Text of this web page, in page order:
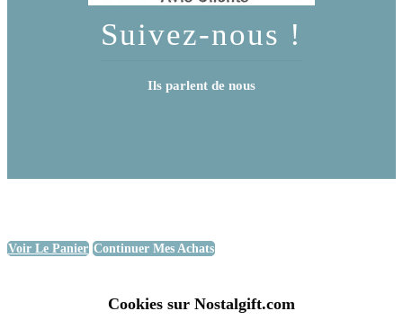
Suivez-nous !
Ils parlent de nous
Voir Le Panier Continuer Mes Achats
Cookies sur Nostalgift.com